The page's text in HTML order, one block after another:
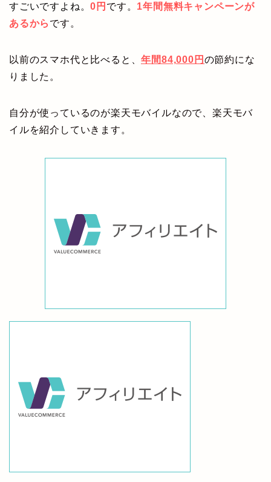
すごいですよね。0円 です。 1年間無料キャンペーンが
あるから です。
以前のスマホ代と比べると、年間84,000円 の節約にな
りました。
自分が使っているのが楽天モバイルなので、楽天モバ
イルを紹介していきます。